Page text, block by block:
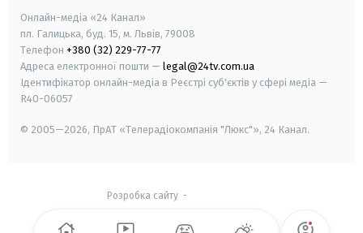
Онлайн-медіа «24 Канал»
пл. Галицька, буд. 15, м. Львів, 79008
Телефон +380 (32) 229-77-77
Адреса електронної пошти — legal@24tv.com.ua
Ідентифікатор онлайн-медіа в Реєстрі суб'єктів у сфері медіа —
R40-06057
© 2005—2026, ПрАТ «Телерадіокомпанія "Люкс"», 24 Канал.
Розробка сайту-